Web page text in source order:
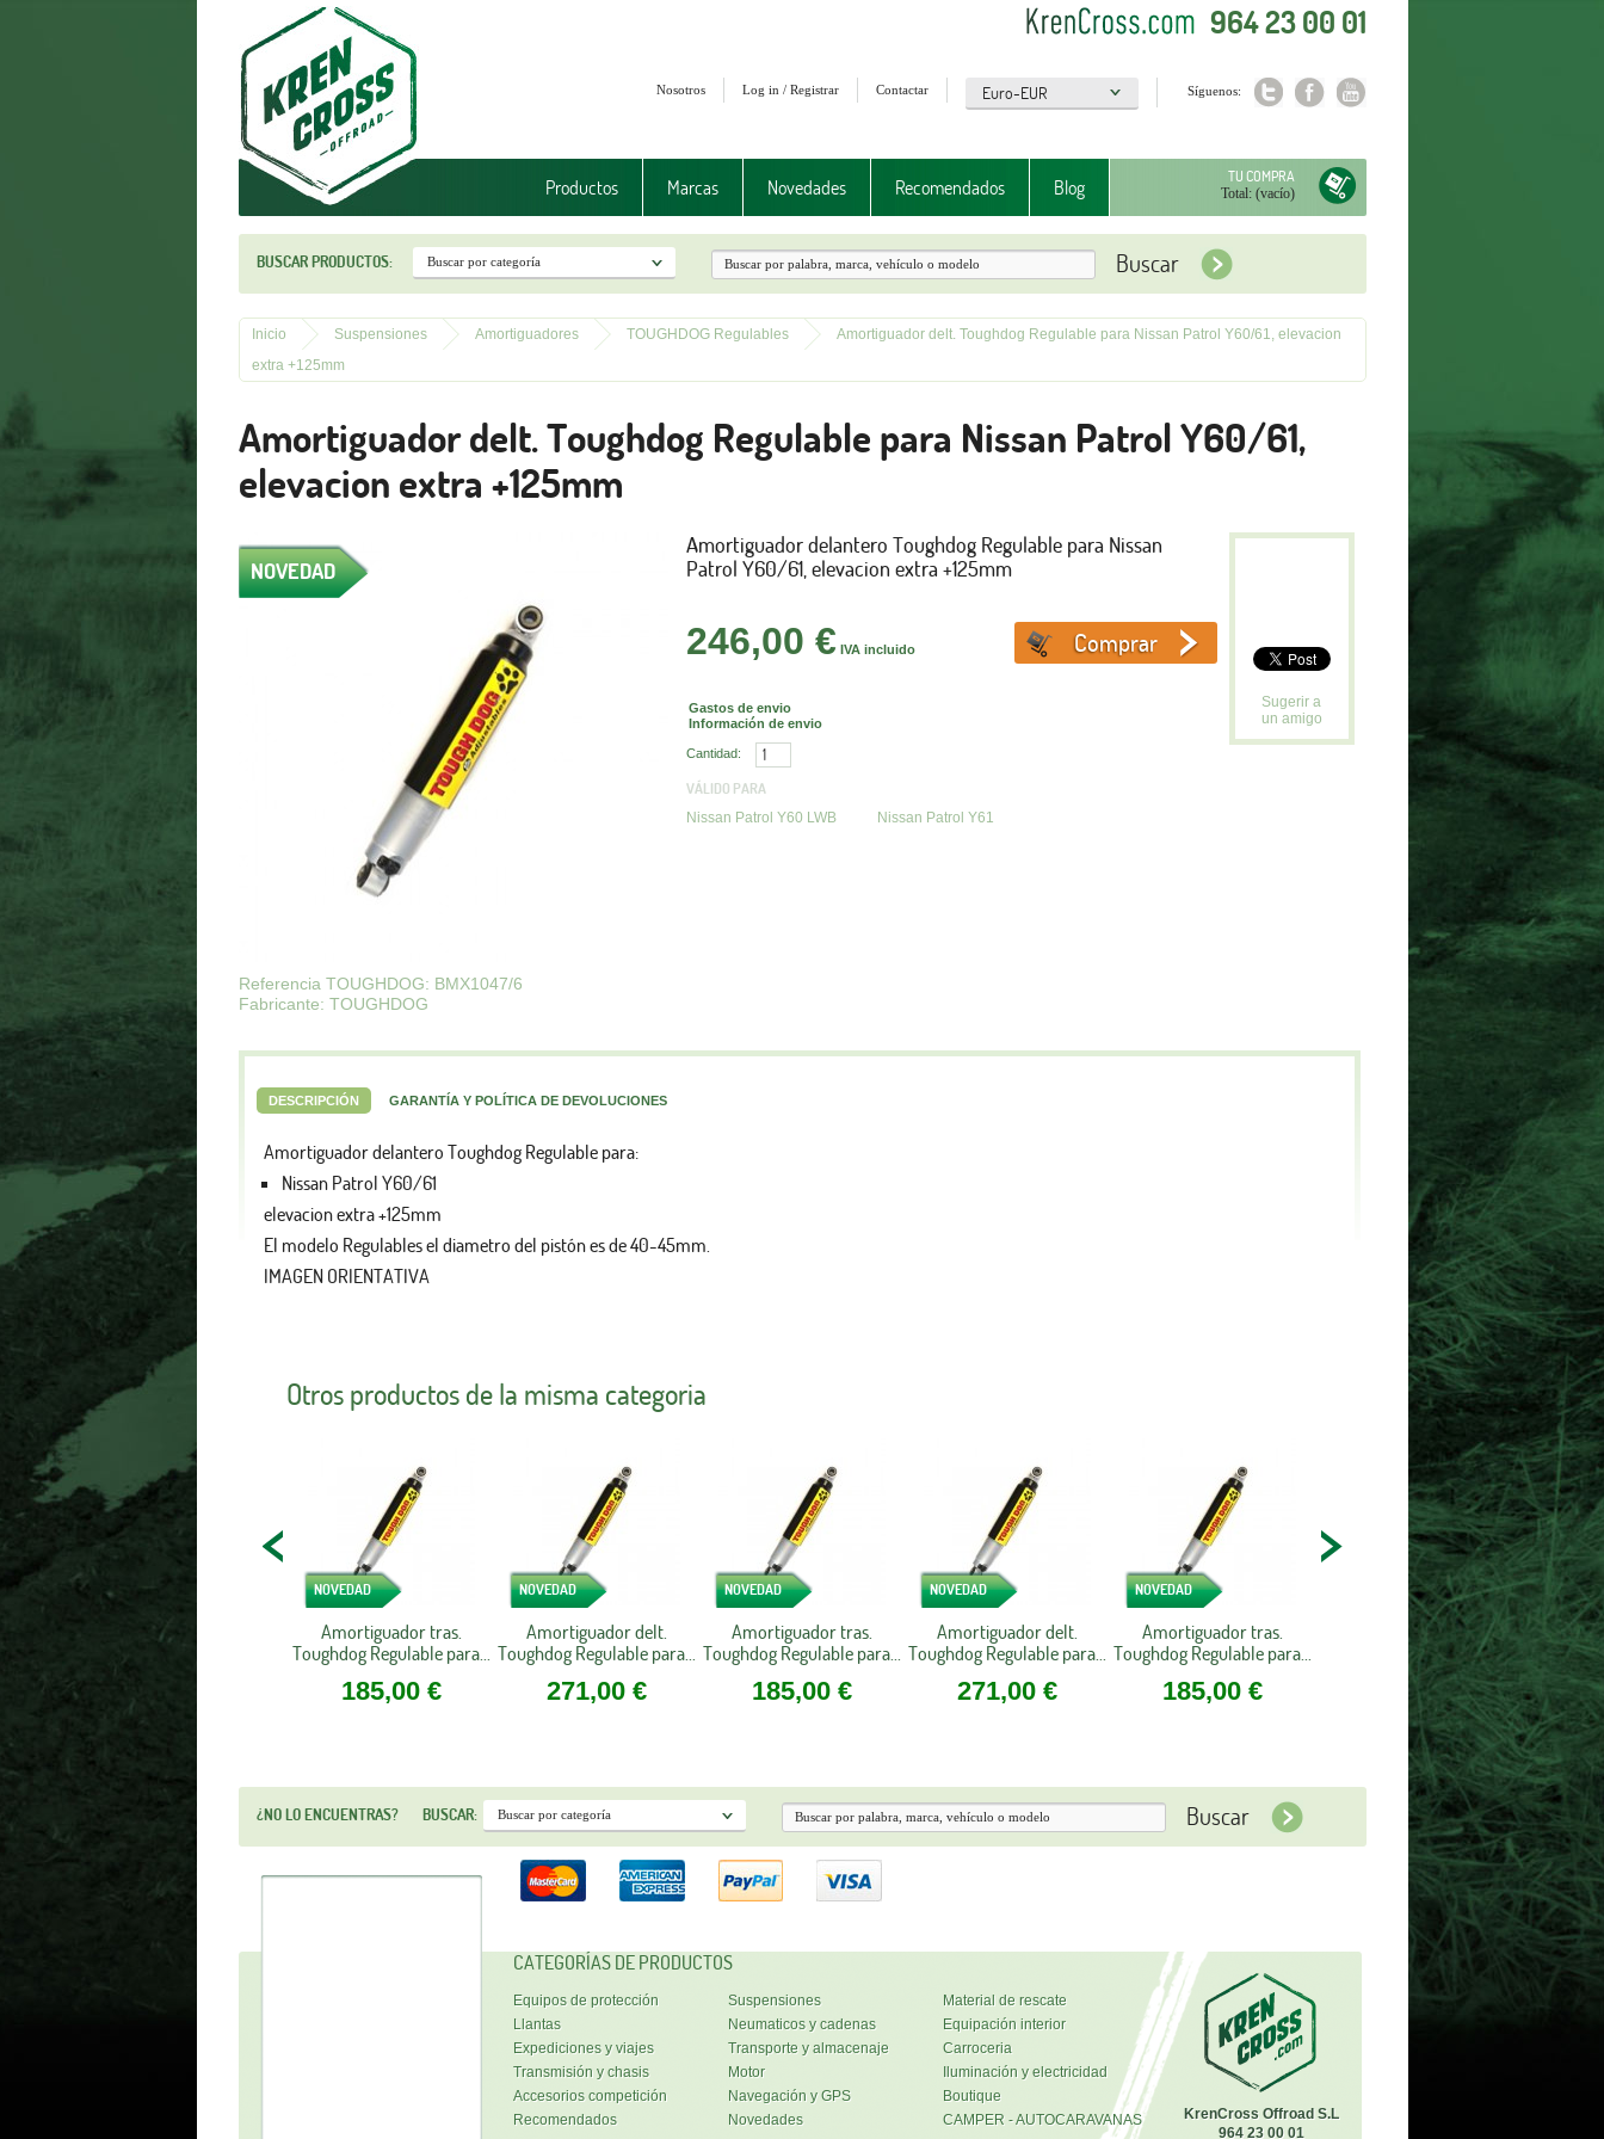
964 23 00 01
Síguenos:
Contactar
Log in / Registrar
Nosotros
TU COMPRA
Total: (vacío)
Productos Marcas Novedades Recomendados Blog
BUSCAR PRODUCTOS:
Inicio Suspensiones Amortiguadores TOUGHDOG Regulables
Amortiguador delt. Toughdog Regulable para Nissan Patrol Y60/61, elevacion
extra +125mm
Amortiguador delt. Toughdog Regulable para Nissan Patrol Y60/61,
elevacion extra +125mm
NOVEDAD
Referencia TOUGHDOG: BMX1047/6
Fabricante: TOUGHDOG
Amortiguador delantero Toughdog Regulable para Nissan
Patrol Y60/61, elevacion extra +125mm
246,00 € IVA incluido
Gastos de envio
Información de envio
Cantidad:
Sugerir a
un amigo
VÁLIDO PARA
Nissan Patrol Y60 LWB Nissan Patrol Y61
DESCRIPCIÓN GARANTÍA Y POLÍTICA DE DEVOLUCIONES
Amortiguador delantero Toughdog Regulable para:
Nissan Patrol Y60/61
elevacion extra +125mm
El modelo Regulables el diametro del pistón es de 40-45mm.
IMAGEN ORIENTATIVA
Otros productos de la misma categoria
NOVEDAD
Amortiguador tras.
Toughdog Regulable para...
185,00 €
NOVEDAD
Amortiguador delt.
Toughdog Regulable para...
271,00 €
NOVEDAD
Amortiguador tras.
Toughdog Regulable para...
185,00 €
NOVEDAD
Amortiguador delt.
Toughdog Regulable para...
271,00 €
NOVEDAD
Amortiguador tras.
Toughdog Regulable para...
185,00 €
¿NO LO ENCUENTRAS? BUSCAR:
CATEGORÍAS DE PRODUCTOS
Equipos de protección Suspensiones
Material de rescate
Llantas
Neumaticos y cadenas
Equipación interior
Expediciones y viajes
Transporte y almacenaje
Carroceria
Transmisión y chasis
Motor
Iluminación y electricidad
Accesorios competición
Navegación y GPS
Boutique
Recomendados
Novedades CAMPER - AUTOCARAVANAS
KrenCross Offroad S.L
964 23 00 01